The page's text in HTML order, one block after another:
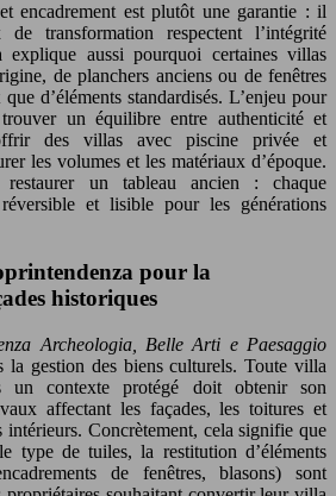
encadrement est plutôt une garantie : il
transformation respectent l’intégrité
aussi pourquoi certaines villas
de planchers anciens ou de fenêtres
d’éléments standardisés. L’enjeu pour
un équilibre entre authenticité et
des villas avec piscine privée et
les volumes et les matériaux d’époque.
un tableau ancien : chaque
et lisible pour les générations
pour la
historiques
Archeologia, Belle Arti e Paesaggio
la gestion des biens culturels. Toute villa
un contexte protégé doit obtenir son
affectant les façades, les toitures et
intérieurs. Concrètement, cela signifie que
type de tuiles, la restitution d’éléments
de fenêtres, blasons) sont